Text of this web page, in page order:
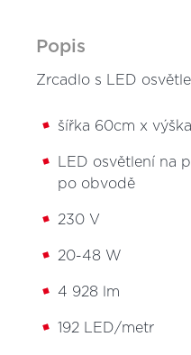
Popis
Zrcadlo s LED
šířka 60cm x
LED osvětlení na
po obvodě
230 V
20-48 W
4 928 lm
192 LED/metr